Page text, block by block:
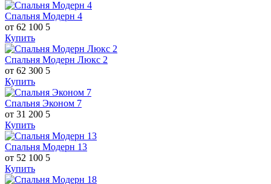
Спальня Модерн 4
от 62 100 5
Купить
Спальня Модерн Люкс 2
от 62 300 5
Купить
Спальня Эконом 7
от 31 200 5
Купить
Спальня Модерн 13
от 52 100 5
Купить